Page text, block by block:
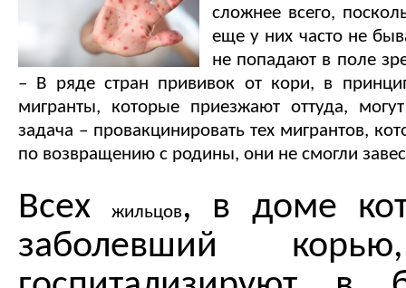
сложнее всего,
еще у них часто не
не попадают в поле
– В ряде стран прививок от кори, в
мигранты, которые приезжают оттуда,
задача – провакцинировать тех мигрантов,
по возвращению с родины, они не смогли
Всехжильцов, в доме
заболевший